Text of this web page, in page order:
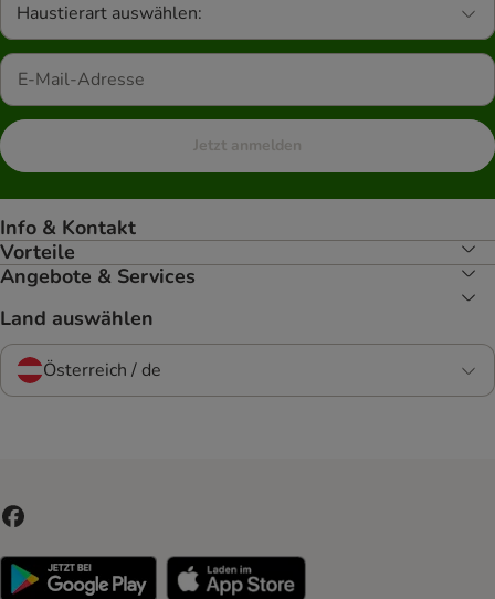
Haustierart auswählen:
Jetzt anmelden
Info & Kontakt
Vorteile
Angebote & Services
Land auswählen
Österreich / de